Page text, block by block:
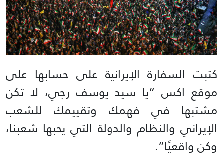
كتبت السفارة الإيرانية على حسابها على
موقع اكس “يا سيد يوسف رجي، لا تكن
مشتبها في فهمك وتقييمك للشعب
الإيراني والنظام والدولة التي يحبها شعبنا،
وكن واقعيًا”.